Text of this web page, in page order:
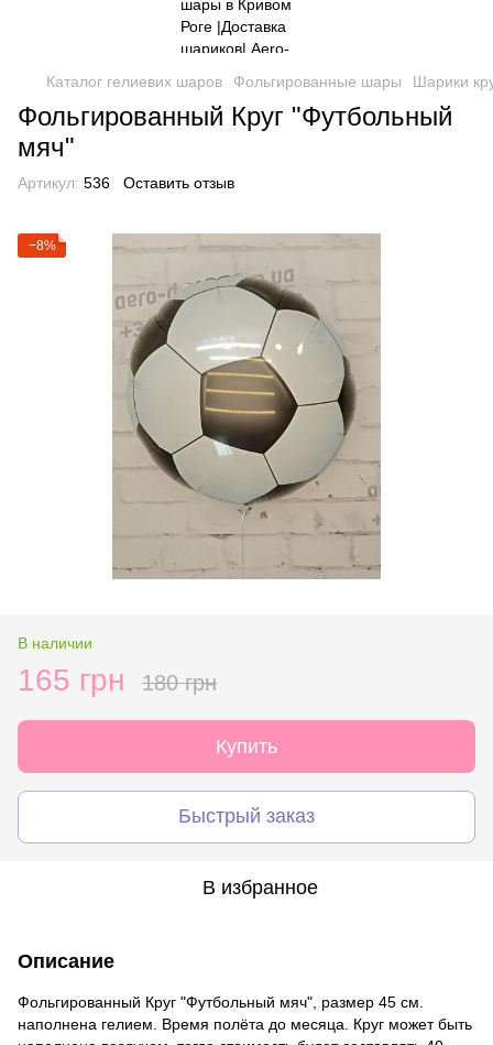
Каталог гелиевих шаров Фольгированные шары Шарики
Фольгированный Круг "Футбольный
мяч"
Артикул: 536 Оставить отзыв
−8%
В наличии
165 грн 180 грн
Купить
Быстрый заказ
В избранное
Описание
Фольгированный Круг "Футбольный мяч", размер 45 см.
наполнена гелием. Время полёта до месяца. Круг может быть